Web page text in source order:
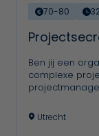
70-80
Ben jij een
complexe
Utrecht